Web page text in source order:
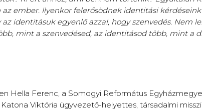
ember. Ilyenkor felerősödnek identitási
identitásuk egyenlő azzal, hogy szenvedés. Nem
mint a szenvedésed, az identitásod több, mint a
Hella Ferenc, a Somogyi Református
Viktória ügyvezető-helyettes, társadalmi